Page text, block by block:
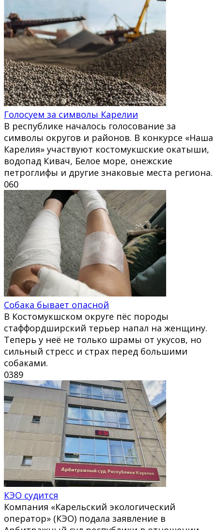
Голосуем за символы Карелии
В республике началось голосование за
символы округов и районов. В конкурсе «Наша
Карелия» участвуют костомукшские окатыши,
водопад Кивач, Белое море, онежские
петроглифы и другие знаковые места региона.
060
Собака бывает опасной
В Костомукшском округе пёс породы
стаффордширский терьер напал на женщину.
Теперь у неё не только шрамы от укусов, но
сильный стресс и страх перед большими
собаками.
0389
КЭО судится
Компания «Карельский экологический
оператор» (КЭО) подала заявление в